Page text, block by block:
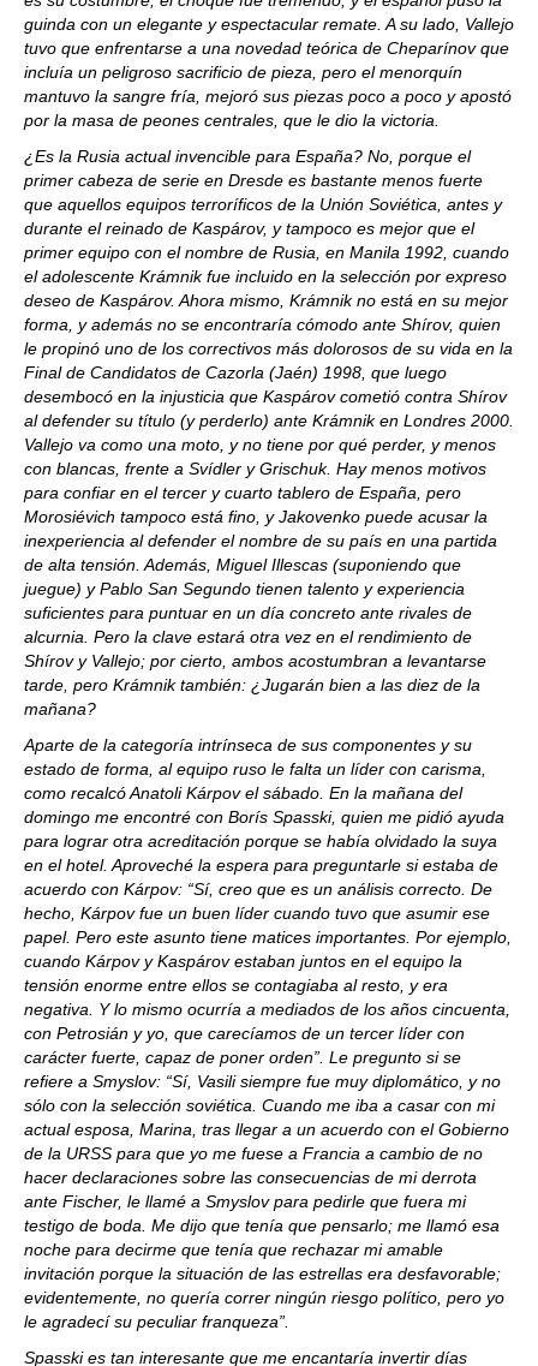
guinda con un elegante y espectacular remate. A su lado, Vallejo
tuvo que enfrentarse a una novedad teórica de Cheparínov que
incluía un peligroso sacrificio de pieza, pero el menorquín
mantuvo la sangre fría, mejoró sus piezas poco a poco y apostó
por la masa de peones centrales, que le dio la victoria.
¿Es la Rusia actual invencible para España? No, porque el
primer cabeza de serie en Dresde es bastante menos fuerte
que aquellos equipos terroríficos de la Unión Soviética, antes y
durante el reinado de Kaspárov, y tampoco es mejor que el
primer equipo con el nombre de Rusia, en Manila 1992, cuando
el adolescente Krámnik fue incluido en la selección por expreso
deseo de Kaspárov. Ahora mismo, Krámnik no está en su mejor
forma, y además no se encontraría cómodo ante Shírov, quien
le propinó uno de los correctivos más dolorosos de su vida en la
Final de Candidatos de Cazorla (Jaén) 1998, que luego
desembocó en la injusticia que Kaspárov cometió contra Shírov
al defender su título (y perderlo) ante Krámnik en Londres 2000.
Vallejo va como una moto, y no tiene por qué perder, y menos
con blancas, frente a Svídler y Grischuk. Hay menos motivos
para confiar en el tercer y cuarto tablero de España, pero
Morosiévich tampoco está fino, y Jakovenko puede acusar la
inexperiencia al defender el nombre de su país en una partida
de alta tensión. Además, Miguel Illescas (suponiendo que
juegue) y Pablo San Segundo tienen talento y experiencia
suficientes para puntuar en un día concreto ante rivales de
alcurnia. Pero la clave estará otra vez en el rendimiento de
Shírov y Vallejo; por cierto, ambos acostumbran a levantarse
tarde, pero Krámnik también: ¿Jugarán bien a las diez de la
mañana?
Aparte de la categoría intrínseca de sus componentes y su
estado de forma, al equipo ruso le falta un líder con carisma,
como recalcó Anatoli Kárpov el sábado. En la mañana del
domingo me encontré con Borís Spasski, quien me pidió ayuda
para lograr otra acreditación porque se había olvidado la suya
en el hotel. Aproveché la espera para preguntarle si estaba de
acuerdo con Kárpov: “Sí, creo que es un análisis correcto. De
hecho, Kárpov fue un buen líder cuando tuvo que asumir ese
papel. Pero este asunto tiene matices importantes. Por ejemplo,
cuando Kárpov y Kaspárov estaban juntos en el equipo la
tensión enorme entre ellos se contagiaba al resto, y era
negativa. Y lo mismo ocurría a mediados de los años cincuenta,
con Petrosián y yo, que carecíamos de un tercer líder con
carácter fuerte, capaz de poner orden”. Le pregunto si se
refiere a Smyslov: “Sí, Vasili siempre fue muy diplomático, y no
sólo con la selección soviética. Cuando me iba a casar con mi
actual esposa, Marina, tras llegar a un acuerdo con el Gobierno
de la URSS para que yo me fuese a Francia a cambio de no
hacer declaraciones sobre las consecuencias de mi derrota
ante Fischer, le llamé a Smyslov para pedirle que fuera mi
testigo de boda. Me dijo que tenía que pensarlo; me llamó esa
noche para decirme que tenía que rechazar mi amable
invitación porque la situación de las estrellas era desfavorable;
evidentemente, no quería correr ningún riesgo político, pero yo
le agradecí su peculiar franqueza”.
Spasski es tan interesante que me encantaría invertir días